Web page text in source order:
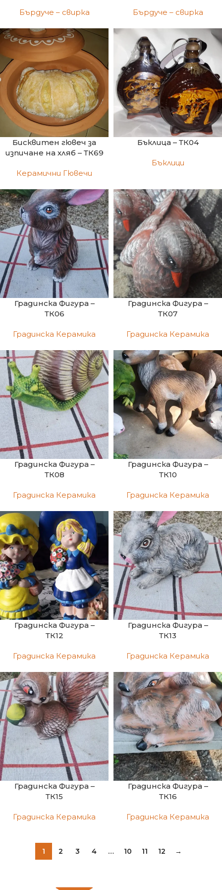
Бърдуче – свирка Бърдуче – свирка
Бисквитен гювеч за
изпичане на хляб – ТК69
Керамични Гювечи
Бъклица – ТК04
Бъклици
Градинска Фигура –
ТК06
Градинска Керамика
Градинска Фигура –
ТК07
Градинска Керамика
Градинска Фигура –
ТК08
Градинска Керамика
Градинска Фигура –
ТК10
Градинска Керамика
Градинска Фигура –
ТК12
Градинска Керамика
Градинска Фигура –
ТК13
Градинска Керамика
Градинска Фигура –
ТК15
Градинска Керамика
Градинска Фигура –
ТК16
Градинска Керамика
1 2 3 4 … 10 11 12 →